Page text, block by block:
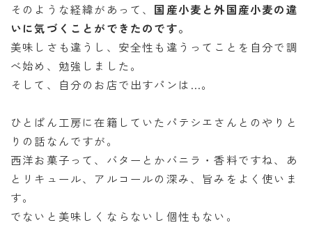
そのような経緯があって、 国産小麦と外国産小麦の違
いに気づくことができたのです。
美味しさも違うし、安全性も違うってことを自分で調
べ始め、勉強しました。
そして、自分のお店で出すパンは…。
ひとぱん工房に在籍していたパテシエさんとのやりと
りの話なんですが。
西洋お菓子って、バターとかバニラ・香料ですね、あ
とリキュール、アルコールの深み、旨みをよく使いま
す。
でないと美味しくならないし個性もない。